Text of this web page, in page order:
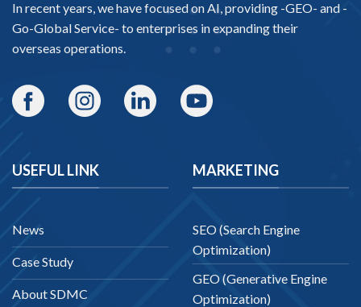
In recent years, we have focused on AI, providing -GEO- and -
Go-Global Service- to enterprises in expanding their
overseas operations.
USEFUL LINK
News
Case Study
About SDMC
MARKETING
SEO (Search Engine
Optimization)
GEO (Generative Engine
Optimization)